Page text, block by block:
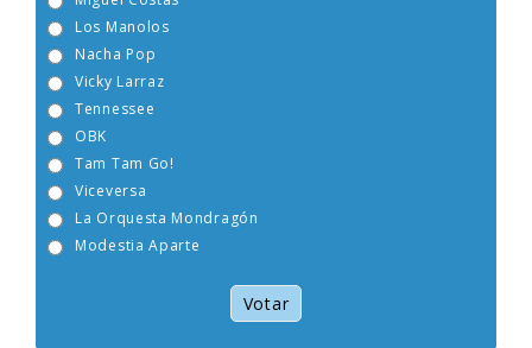
Miguel Costas
Nacha Pop
Vicky Larraz
La Orquesta Mondragón
Modestia Aparte
Votar